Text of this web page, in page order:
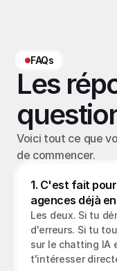
FAQs
Les
Voici tout ce que
de commencer.
1. C'est fait
agences déjà
Les deux. Si tu
d'erreurs. Si tu
sur le chatting IA
t'intéresser